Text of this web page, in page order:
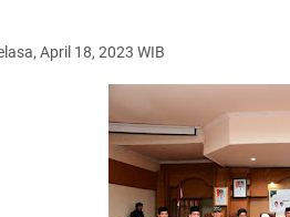
April 18, 2023 WIB